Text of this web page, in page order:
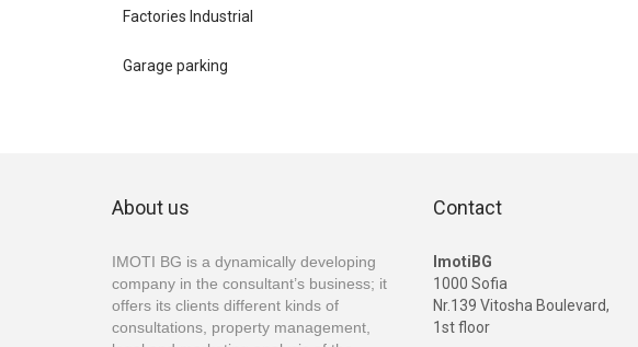
Factories Industrial
Garage parking
About us
IMOTI BG is a dynamically developing
company in the consultant’s business; it
offers its clients different kinds of
consultations, property management,
Contact
ImotiBG
1000 Sofia
Nr.139 Vitosha Boulevard,
1st floor